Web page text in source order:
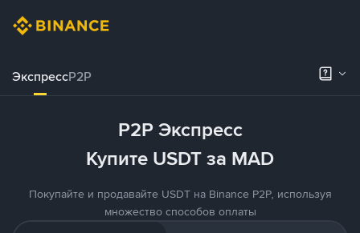
ЭкспрессP2P
P2P Экспресс
Купите USDT за MAD
Покупайте и продавайте USDT на Binance P2P, используя
множество способов оплаты